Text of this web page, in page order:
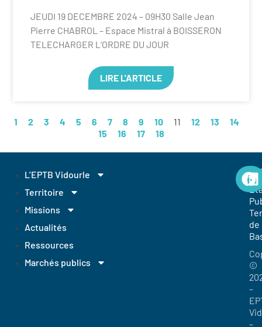
JEUDI 19 DECEMBRE 2024 – 09H30 Salle Jean
Pierre CHABROL – Espace Mistral à BOISSERON
TELECHARGER L’ORDRE DU JOUR
LIRE L'ARTICLE
1 2 3 4 5 6 7 8 9 10 11 12 13
14
15
16 17 18
L’EPTB Vidourle
Territoire
Missions
Actualités
Ressources
Marchés publics
de
©
–
–